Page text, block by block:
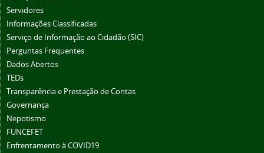
Servidores
Informações Classificadas
Serviço de Informação ao Cidadão (SIC)
Perguntas Frequentes
Dados Abertos
TEDs
Transparência e Prestação de Contas
Governança
Nepotismo
FUNCEFET
Enfrentamento à COVID19